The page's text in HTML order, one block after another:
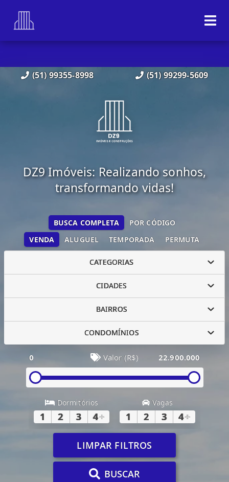
(51) 99355-8998 (51) 99299-5609
DZ9 Imóveis: Realizando sonhos,
transformando vidas!
VENDA ALUGUEL TEMPORADA PERMUTA
BUSCA COMPLETA POR CÓDIGO
CATEGORIAS
CIDADES
BAIRROS
CONDOMÍNIOS
0 Valor (R$) 22.900.000
Dormitórios
1 2 3 4+
Vagas
1 2 3 4+
LIMPAR FILTROS
BUSCAR